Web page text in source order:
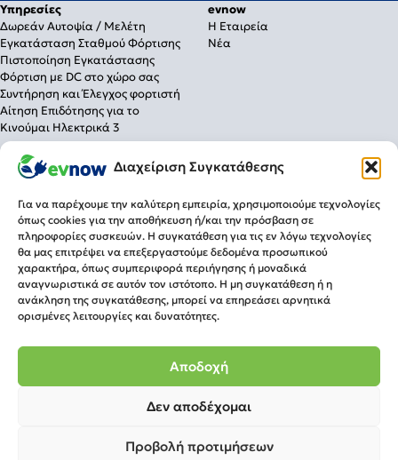
Διαχείριση Συγκατάθεσης
Για να παρέχουμε την καλύτερη εμπειρία, χρησιμοποιούμε τεχνολογίες
όπως cookies για την αποθήκευση ή/και την πρόσβαση σε
πληροφορίες συσκευών. Η συγκατάθεση για τις εν λόγω τεχνολογίες
θα μας επιτρέψει να επεξεργαστούμε δεδομένα προσωπικού
χαρακτήρα, όπως συμπεριφορά περιήγησης ή μοναδικά
αναγνωριστικά σε αυτόν τον ιστότοπο. Η μη συγκατάθεση ή η
ανάκληση της συγκατάθεσης, μπορεί να επηρεάσει αρνητικά
ορισμένες λειτουργίες και δυνατότητες.
Αποδοχή
Δεν αποδέχομαι
Προβολή προτιμήσεων
Υπηρεσίες
Δωρεάν Αυτοψία / Μελέτη
Εγκατάσταση Σταθμού Φόρτισης
Πιστοποίηση Εγκατάστασης
Φόρτιση με DC στο χώρο σας
Συντήρηση και Έλεγχος φορτιστή
Αίτηση Επιδότησης για το
Κινούμαι Ηλεκτρικά 3
evnow
Η Εταιρεία
Νέα
Λύσεις Φόρτισης
Για το σπίτι
Για δημόσια χρήση
Πληροφορίες
Τρόποι Αποστολής
Τρόποι Πληρωμής
Επιστροφές
Επικοινωνία
Δ. Γούναρη 96 & Λεωφ. Κηφισίας,
Μαρούσι Τ.Κ. 15125
info@evnow.gr
Ωράριο
Δευ-Παρ 09:00-21:00
Σάββατο 09:00-15:00